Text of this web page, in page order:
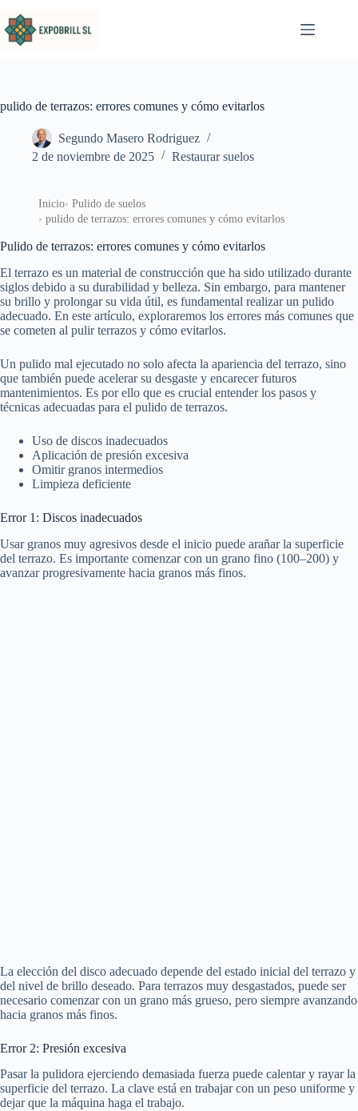
pulido de terrazos: errores comunes y cómo evitarlos
Segundo Masero Rodriguez
2 de noviembre de 2025
Restaurar suelos
Inicio
Pulido de suelos
pulido de terrazos: errores comunes y cómo evitarlos
Pulido de terrazos: errores comunes y cómo evitarlos
El terrazo es un material de construcción que ha sido utilizado durante
siglos debido a su durabilidad y belleza. Sin embargo, para mantener
su brillo y prolongar su vida útil, es fundamental realizar un pulido
adecuado. En este artículo, exploraremos los errores más comunes que
se cometen al pulir terrazos y cómo evitarlos.
Un pulido mal ejecutado no solo afecta la apariencia del terrazo, sino
que también puede acelerar su desgaste y encarecer futuros
mantenimientos. Es por ello que es crucial entender los pasos y
técnicas adecuadas para el pulido de terrazos.
Uso de discos inadecuados
Aplicación de presión excesiva
Omitir granos intermedios
Limpieza deficiente
Error 1: Discos inadecuados
Usar granos muy agresivos desde el inicio puede arañar la superficie
del terrazo. Es importante comenzar con un grano fino (100–200) y
avanzar progresivamente hacia granos más finos.
La elección del disco adecuado depende del estado inicial del terrazo y
del nivel de brillo deseado. Para terrazos muy desgastados, puede ser
necesario comenzar con un grano más grueso, pero siempre avanzando
hacia granos más finos.
Error 2: Presión excesiva
Pasar la pulidora ejerciendo demasiada fuerza puede calentar y rayar la
superficie del terrazo. La clave está en trabajar con un peso uniforme y
dejar que la máquina haga el trabajo.